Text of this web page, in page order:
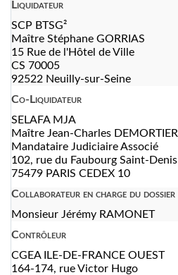
Liquidateur
SCP BTSG²
Maître Stéphane GORRIAS
15 Rue de l'Hôtel de Ville
CS 70005
92522 Neuilly-sur-Seine
Co-Liquidateur
SELAFA MJA
Maître Jean-Charles DEMORTIER
Mandataire Judiciaire Associé
102, rue du Faubourg Saint-Denis
75479 PARIS CEDEX 10
Collaborateur en charge du dossier
Monsieur Jérémy RAMONET
Contrôleur
CGEA ILE-DE-FRANCE OUEST
164-174, rue Victor Hugo